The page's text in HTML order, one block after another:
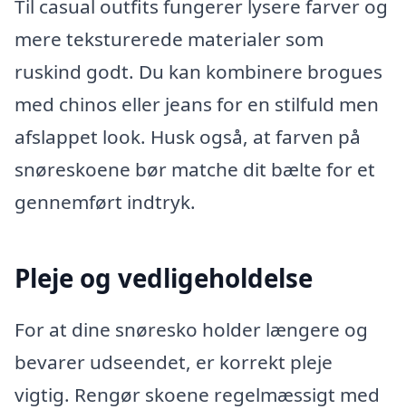
Til casual outfits fungerer lysere farver og
mere teksturerede materialer som
ruskind godt. Du kan kombinere brogues
med chinos eller jeans for en stilfuld men
afslappet look. Husk også, at farven på
snøreskoene bør matche dit bælte for et
gennemført indtryk.
Pleje og vedligeholdelse
For at dine snøresko holder længere og
bevarer udseendet, er korrekt pleje
vigtig. Rengør skoene regelmæssigt med